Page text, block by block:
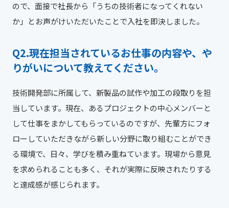
ので、面接で社長から「うちの技術者になってくれない
か」とお声がけいただいたことで入社を即決しました。
現在担当されているお仕事の内容や、や
りがいについて教えてください。
技術開発部に所属して、新製品の試作や加工の段取りを担
当しています。現在、あるプロジェクトの中心メンバーと
して仕事をまかしてもらっているのですが、先輩方にフォ
ローしていただきながら新しい分野に取り組むことができ
る環境で、日々、学びを積み重ねています。現場から意見
を求められることも多く、それが実際に反映されたりする
と達成感が感じられます。